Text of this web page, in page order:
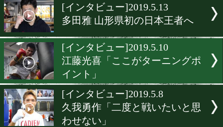
LA合宿の岩佐亮佑を直撃!
[WOWOWインタビュ
ー]2019.5.15
山中慎介氏が井上vsロドリ
を語る!
[インタビュー]2019.5.14